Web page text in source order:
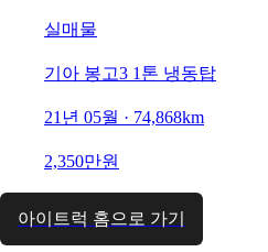
실매물
기아 봉고3 1톤 냉동탑
21년 05월 · 74,868km
2,350만원
아이트럭 홈으로 가기